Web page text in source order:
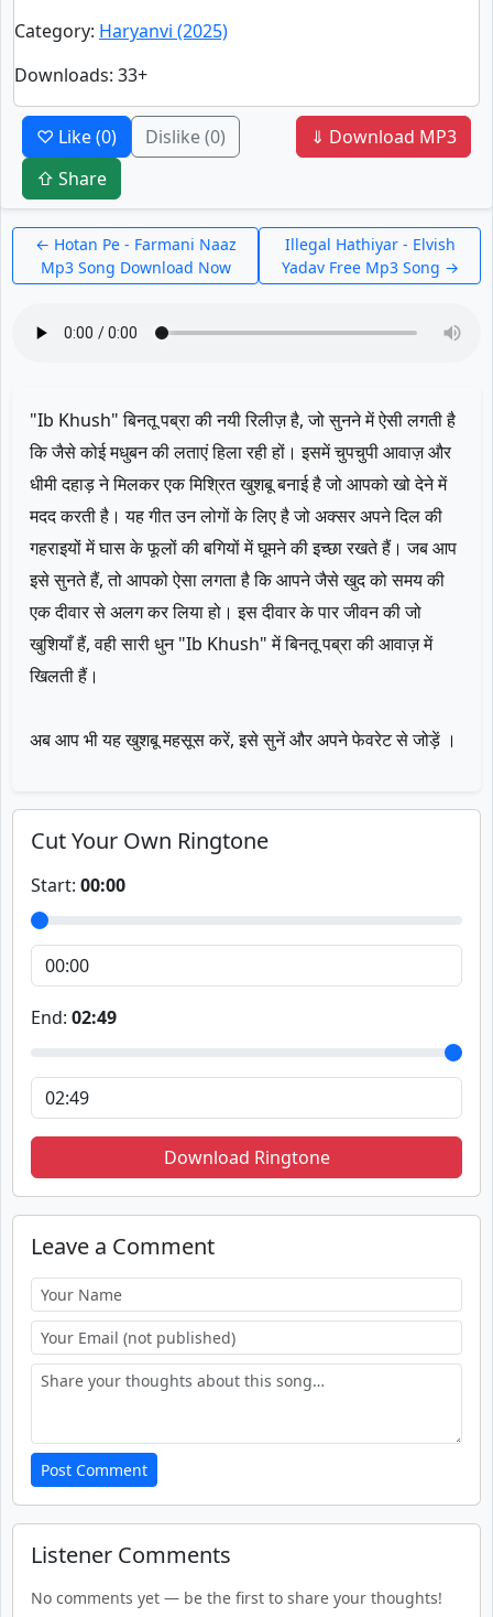
Category: Haryanvi (2025)
Downloads: 33+
♡ Like(0) Dislike(0)
⇓ Download MP3
⇧ Share
← Hotan Pe - Farmani Naaz
Mp3 Song Download Now
Illegal Hathiyar - Elvish
Yadav Free Mp3 Song →
"Ib Khush" बिनतू पब्रा की नयी रिलीज़ है, जो सुनने में ऐसी लगती है
कि जैसे कोई मधुबन की लताएं हिला रही हों। इसमें चुपचुपी आवाज़ और
धीमी दहाड़ ने मिलकर एक मिश्रित खुशबू बनाई है जो आपको खो देने में
मदद करती है। यह गीत उन लोगों के लिए है जो अक्सर अपने दिल की
गहराइयों में घास के फूलों की बगियों में घूमने की इच्छा रखते हैं। जब आप
इसे सुनते हैं, तो आपको ऐसा लगता है कि आपने जैसे खुद को समय की
एक दीवार से अलग कर लिया हो। इस दीवार के पार जीवन की जो
खुशियाँ हैं, वही सारी धुन "Ib Khush" में बिनतू पब्रा की आवाज़ में
खिलती हैं।
अब आप भी यह खुशबू महसूस करें, इसे सुनें और अपने फेवरेट से जोड़ें ।
Cut Your Own Ringtone
Start: 00:00
End: 02:49
Download Ringtone
Leave a Comment
Post Comment
Listener Comments
No comments yet — be the first to share your thoughts!